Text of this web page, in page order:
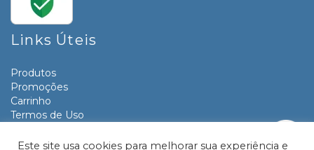
Links Úteis
Produtos
Promoções
Carrinho
Termos de Uso
Contato
Este site usa cookies para melhorar sua experiência e